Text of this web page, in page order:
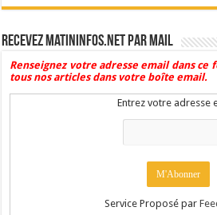
Recevez Matininfos.net par mail
Renseignez votre adresse email dans
tous nos articles dans votre boîte email.
Entrez votre adresse
Service Proposé par